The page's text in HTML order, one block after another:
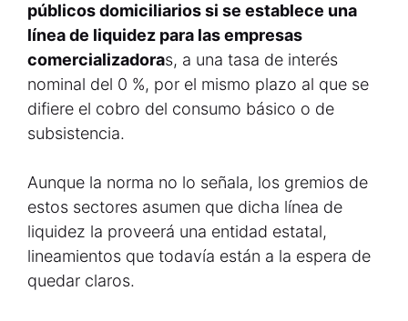
públicos domiciliarios si se establece una
línea de liquidez para las empresas
comercializadoras, a una tasa de interés
nominal del 0 %, por el mismo plazo al que se
difiere el cobro del consumo básico o de
subsistencia.
Aunque la norma no lo señala, los gremios de
estos sectores asumen que dicha línea de
liquidez la proveerá una entidad estatal,
lineamientos que todavía están a la espera de
quedar claros.